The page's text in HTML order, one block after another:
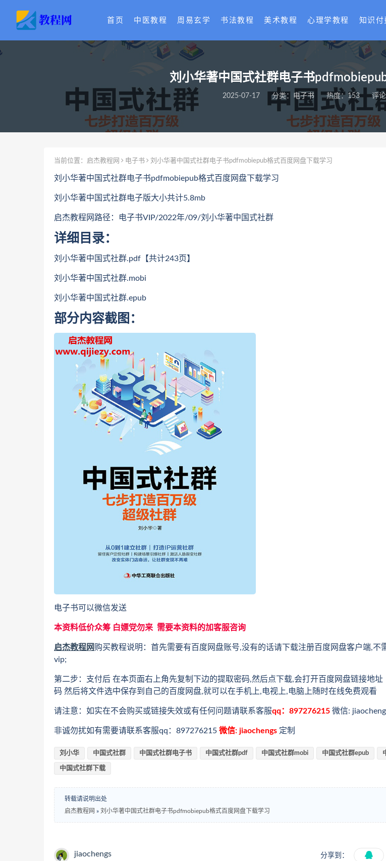
首页 中医教程 周易玄学 书法教程 美术教程 心理学教程 知识付
刘小华著中国式社群电子书
2025-07-17 分类： 电子书 热度：153 评
当前位置： 启杰教程网 电子书 刘小华著中国式社群电子书pdfmobiepub格式百度网盘下载学习
刘小华著中国式社群电子书pdfmobiepub格式百度网盘下载学习
刘小华著中国式社群电子版大小共计5.8mb
启杰教程网路径：电子书VIP/2022年/09/刘小华著中国式社群
详细目录：
刘小华著中国式社群.pdf【共计243页】
刘小华著中国式社群.mobi
刘小华著中国式社群.epub
部分内容截图：
电子书可以微信发送
本资料低价众筹 白嫖党勿来 需要本资料的加客服咨询
启杰教程网购买教程说明：首先需要有百度网盘账号,没有的话请下载注册百度网盘客户端,不
vip;
第二步：支付后 在本页面右上角先复制下边的提取密码,然后点下载,会打开百度网盘链接地
码 然后将文件选中保存到自己的百度网盘,就可以在手机上,电视上,电脑上随时在线免费观看
请注意：如实在不会购买或链接失效或有任何问题请联系客服qq：897276215 微信:
非诚勿扰如有需要请联系客服qq：897276215 微信: jiaochengs 定制
刘小华 中国式社群 中国式社群电子书 中国式社群pdf 中国式社群mobi 中国式社群epub
中国式社群下载
转载请说明出处
启杰教程网 » 刘小华著中国式社群电子书pdfmobiepub格式百度网盘下载学习
jiaochengs 分享到：